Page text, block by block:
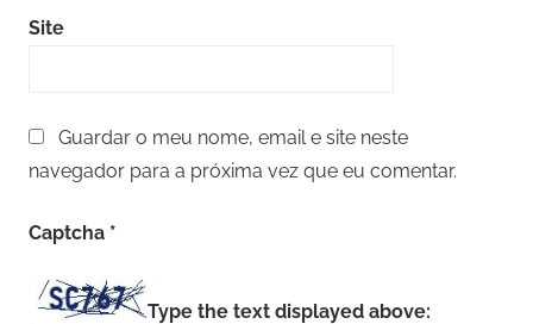
Site
Guardar o meu nome, email e site neste
navegador para a próxima vez que eu comentar.
Captcha *
Type the text displayed above: